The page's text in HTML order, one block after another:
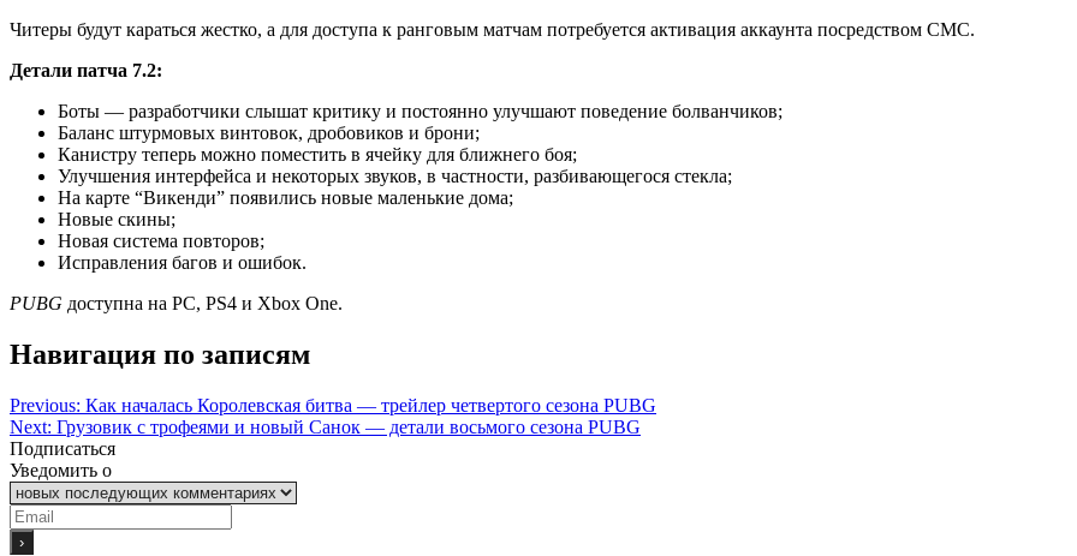
Читеры будут караться жестко, а для доступа к ранговым матчам потребуется активация аккаунта посредством СМС.
Детали патча 7.2:
Боты — разработчики слышат критику и постоянно улучшают поведение болванчиков;
Баланс штурмовых винтовок, дробовиков и брони;
Канистру теперь можно поместить в ячейку для ближнего боя;
Улучшения интерфейса и некоторых звуков, в частности, разбивающегося стекла;
На карте “Викенди” появились новые маленькие дома;
Новые скины;
Новая система повторов;
Исправления багов и ошибок.
PUBG доступна на PC, PS4 и Xbox One.
Навигация по записям
Previous: Как началась Королевская битва — трейлер четвертого сезона PUBG
Next: Грузовик с трофеями и новый Санок — детали восьмого сезона PUBG
Подписаться
Уведомить о